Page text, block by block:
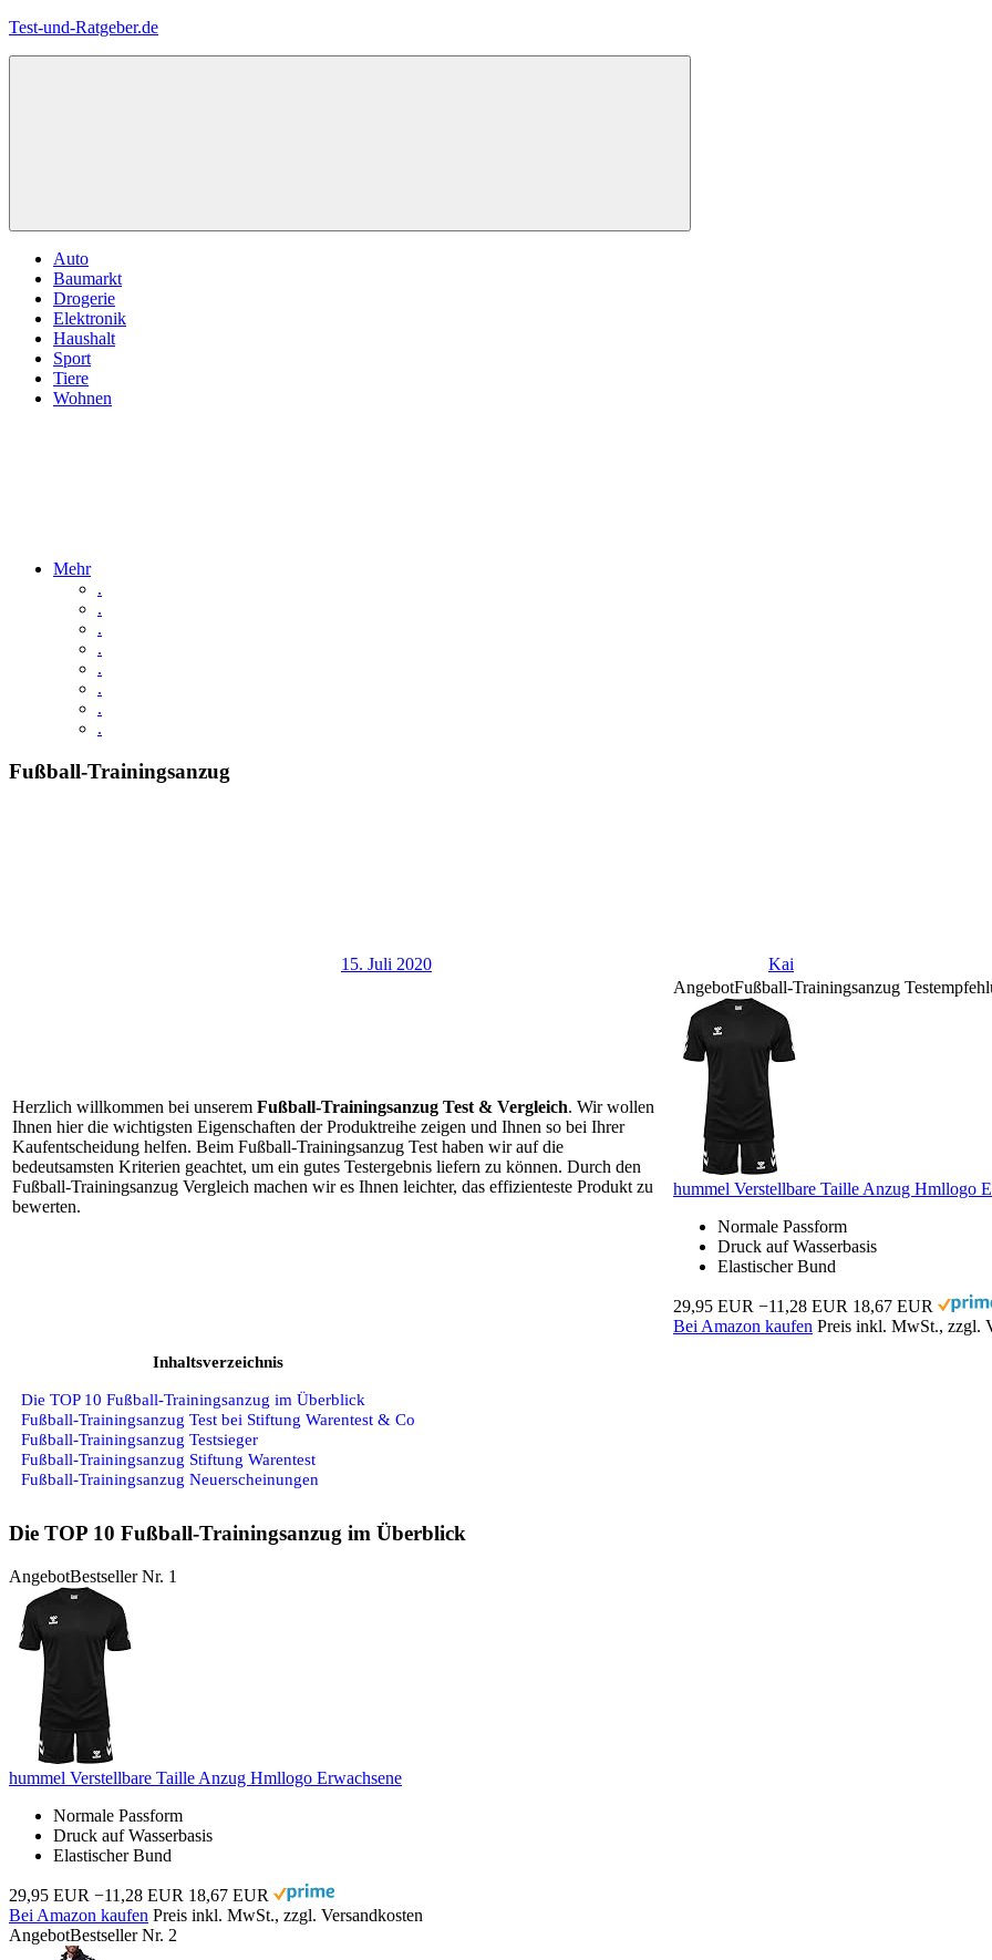
Zum
Test-und-Ratgeber.de
Menü
Auto
Baumarkt
Drogerie
Elektronik
Haushalt
Sport
Tiere
Wohnen
Mehr
.
.
.
.
.
.
.
.
Fußball-Trainingsanzug
15. Juli 2020 Kai
Herzlich willkommen bei unserem Fußball-Trainingsanzug Test & Vergleich. Wir wollen
Ihnen hier die wichtigsten Eigenschaften der Produktreihe zeigen und Ihnen so bei Ihrer
Kaufentscheidung helfen. Beim Fußball-Trainingsanzug Test haben wir auf die
bedeutsamsten Kriterien geachtet, um ein gutes Testergebnis liefern zu können. Durch den
Fußball-Trainingsanzug Vergleich machen wir es Ihnen leichter, das effizienteste Produkt zu
bewerten.
AngebotFußball-Trainingsanzug
hummel Verstellbare Taille Anzug Hmllogo
Normale Passform
Druck auf Wasserbasis
Elastischer Bund
29,95 EUR −11,28 EUR 18,67 EUR
Bei Amazon kaufen Preis inkl. MwSt., zzgl.
Inhaltsverzeichnis
Die TOP 10 Fußball-Trainingsanzug im Überblick
Fußball-Trainingsanzug Test bei Stiftung Warentest & Co
Fußball-Trainingsanzug Testsieger
Fußball-Trainingsanzug Stiftung Warentest
Fußball-Trainingsanzug Neuerscheinungen
Die TOP 10 Fußball-Trainingsanzug im Überblick
AngebotBestseller Nr. 1
hummel Verstellbare Taille Anzug Hmllogo Erwachsene
Normale Passform
Druck auf Wasserbasis
Elastischer Bund
29,95 EUR −11,28 EUR 18,67 EUR
Bei Amazon kaufen Preis inkl. MwSt., zzgl. Versandkosten
AngebotBestseller Nr. 2